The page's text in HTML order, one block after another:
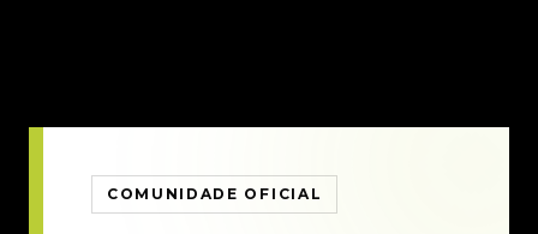
COMUNIDADE OFICIAL